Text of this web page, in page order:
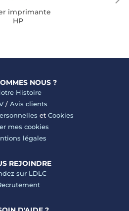
imprimante
HP
NOUS ?
Histoire
/ Avis clients
et Cookies
mes cookies
légales
REJOINDRE
sur LDLC